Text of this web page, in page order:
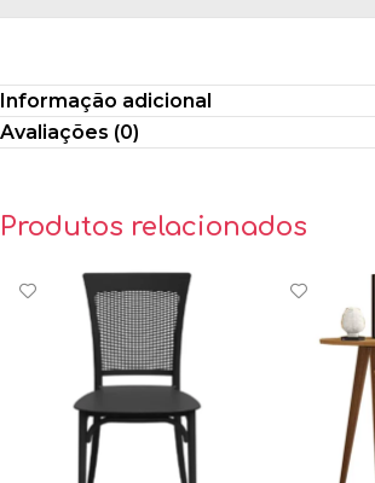
Informação adicional
Avaliações (0)
Produtos relacionados